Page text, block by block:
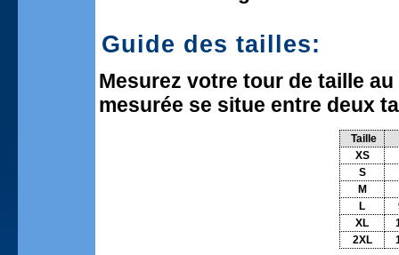
Guide des tailles:
Mesurez votre tour de taille
mesurée se situe entre deux
Taille
XS
S
M
L
XL
2XL